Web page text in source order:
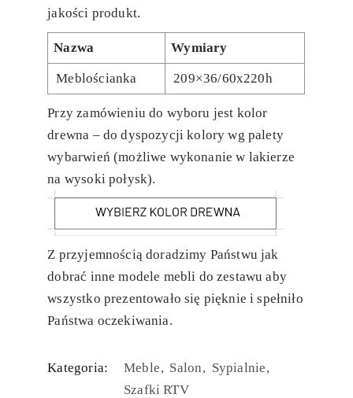
jakości produkt.
Nazwa Wymiary
Meblościanka 209×36/60x220h
Przy zamówieniu do wyboru jest kolor
drewna – do dyspozycji kolory wg palety
wybarwień (możliwe wykonanie w lakierze
na wysoki połysk).
Z przyjemnością doradzimy Państwu jak
dobrać inne modele mebli do zestawu aby
wszystko prezentowało się pięknie i spełniło
Państwa oczekiwania.
Kategoria: Meble Salon Sypialnie
Szafki RTV